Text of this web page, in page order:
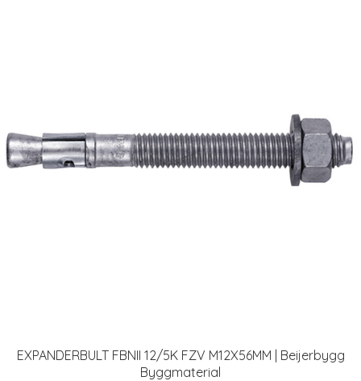
EXPANDERBULT FBNII 12/5K FZV M12X56MM | Beijerbygg
Byggmaterial